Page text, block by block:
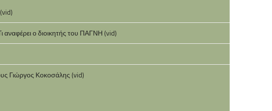
ο διοικητής του ΠΑΓΝΗ (vid)
Γιώργος Κοκοσάλης (vid)